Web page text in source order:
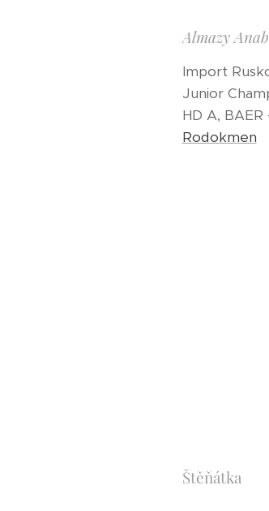
Almazy
Import
Junior
HD A,
Rodokmen
Štěňátka